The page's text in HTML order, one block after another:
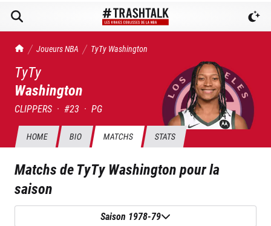
TrashTalk Actu NBA
Joueurs NBA TyTy Washington
TyTy
Washington
CLIPPERS · #23 · PG
HOME BIO MATCHS STATS
Matchs deTyTy Washingtonpour la
saison
Saison 1978-79